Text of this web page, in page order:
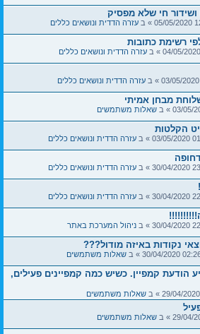
חי שלא מפסיק
עזרה הדדית ונושאים כללים
רשימת כתובות
עזרה הדדית ונושאים כללים
עזרה הדדית ונושאים כללים
מבחן אמיתי
שאלות משתמשים
הקלטות
עזרה הדדית ונושאים כללים
עזרה הדדית ונושאים כללים
עזרה הדדית ונושאים כללים
ניהול המערכת באתר
נקודות באיזה מודול???
שאלות משתמשים
הודעת קמפיין. כשיש כמה קמפיינים פעילים,
שאלות משתמשים
שאלות משתמשים